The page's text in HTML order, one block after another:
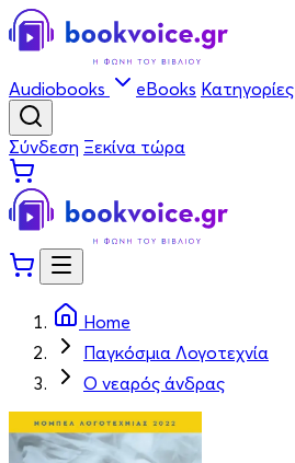
Audiobooks eBooks Κατηγορίες
Σύνδεση Ξεκίνα τώρα
Home
Παγκόσμια Λογοτεχνία
Ο νεαρός άνδρας